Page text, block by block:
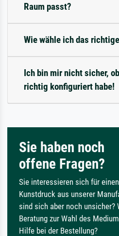
Raum passt?
Wie wähle ich das
Ich bin mir nicht sicher,
richtig konfiguriert habe!
Sie haben noch
offene Fragen?
Sie interessieren sich für einen
Kunstdruck aus unserer
sind sich aber noch unsicher?
Beratung zur Wahl des
Hilfe bei der Bestellung?